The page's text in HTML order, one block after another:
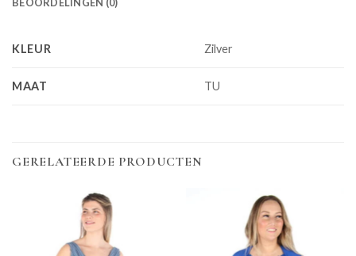
KLEUR Zilver
MAAT TU
GERELATEERDE PRODUCTEN